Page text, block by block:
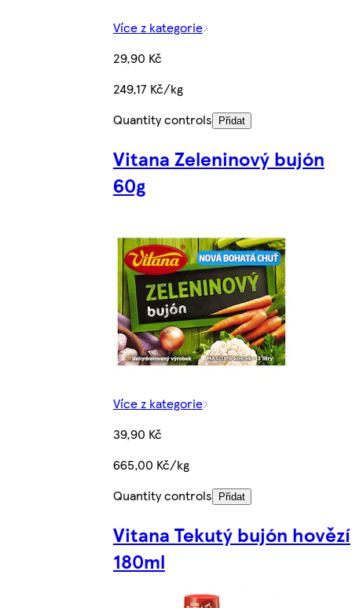
Více z kategorie
29,90 Kč
249,17 Kč/kg
Quantity controls
Přidat
Vitana Zeleninový bujón
60g
Více z kategorie
39,90 Kč
665,00 Kč/kg
Quantity controls
Přidat
Vitana Tekutý bujón hovězí
180ml